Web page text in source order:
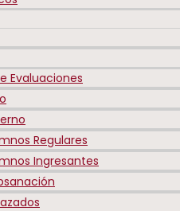
Evaluaciones
Regulares
Ingresantes